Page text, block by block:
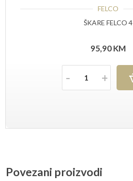
FELCO
ŠKARE FELCO 4
95,90KM
Količina
Povezani proizvodi